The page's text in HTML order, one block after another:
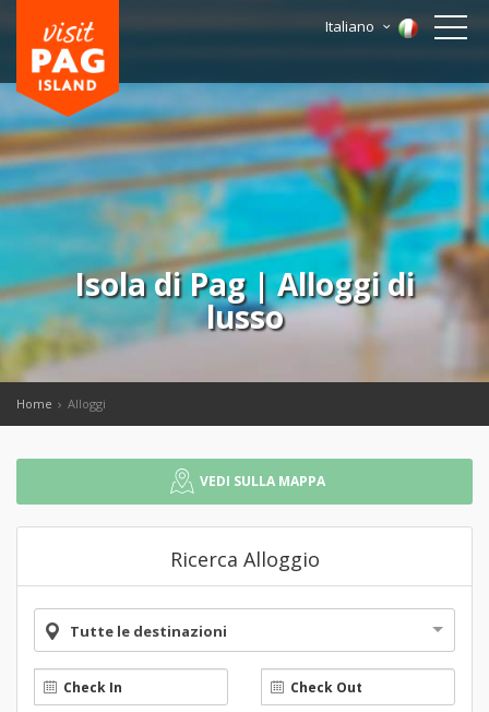
Italiano
Isola di Pag | Alloggi di
lusso
Home Alloggi
VEDI SULLA MAPPA
Ricerca Alloggio
Tutte le destinazioni